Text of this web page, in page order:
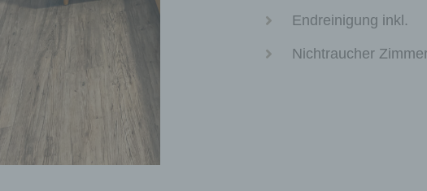
Endreinigung inkl.
Nichtraucher
Einschränkung der Verarbeitung ist die Markierung
gespeicherter personenbezogener Daten mit dem Ziel,
ihre künftige Verarbeitung einzuschränken.
e) Profiling
Profiling ist jede Art der automatisierten Verarbeitung
personenbezogener Daten, die darin besteht, dass diese
personenbezogenen Daten verwendet werden, um
bestimmte persönliche Aspekte, die sich auf eine
natürliche Person beziehen, zu bewerten, insbesondere,